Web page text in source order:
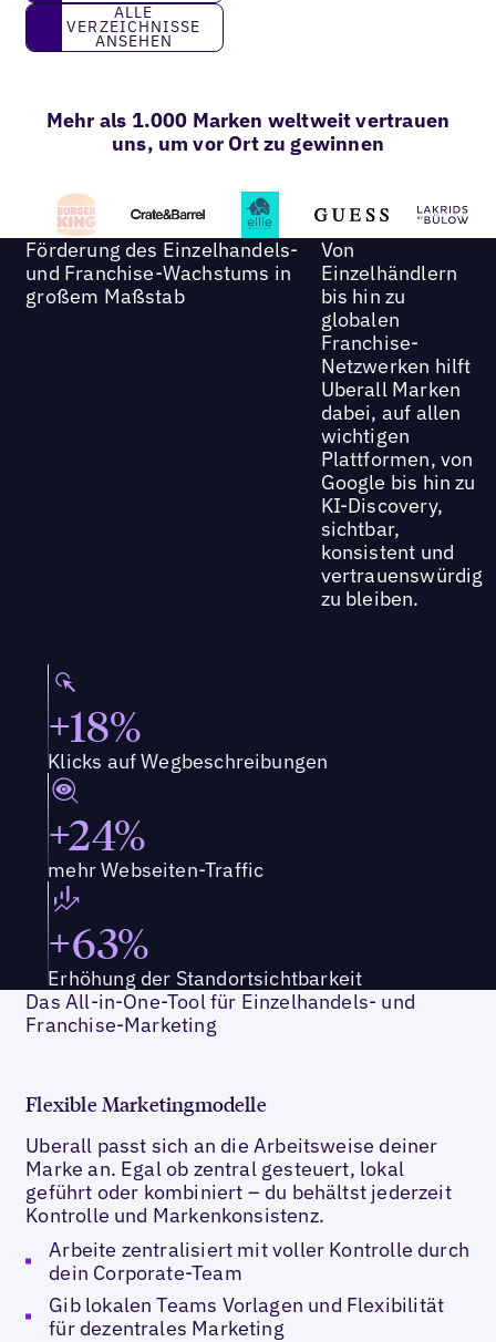
Alle Verzeichnisse ansehen
ALLE
VERZEICHNISSE
ANSEHEN
Mehr als 1.000 Marken weltweit vertrauen
uns, um vor Ort zu gewinnen
Förderung des Einzelhandels-
und Franchise-Wachstums in
großem Maßstab
Von
Einzelhändlern
bis hin zu
globalen
Franchise-
Netzwerken hilft
Uberall Marken
dabei, auf allen
wichtigen
Plattformen, von
Google bis hin zu
KI-Discovery,
sichtbar,
konsistent und
vertrauenswürdig
zu bleiben.
+18%
Klicks auf Wegbeschreibungen
+24%
mehr Webseiten-Traffic
+63%
Erhöhung der Standortsichtbarkeit
Das All-in-One-Tool für Einzelhandels- und
Franchise-Marketing
Flexible Marketingmodelle
Uberall passt sich an die Arbeitsweise deiner
Marke an. Egal ob zentral gesteuert, lokal
geführt oder kombiniert – du behältst jederzeit
Kontrolle und Marken­konsistenz.
Arbeite zentralisiert mit voller Kontrolle durch
dein Corporate-Team
Gib lokalen Teams Vorlagen und Flexibilität
für dezentrales Marketing